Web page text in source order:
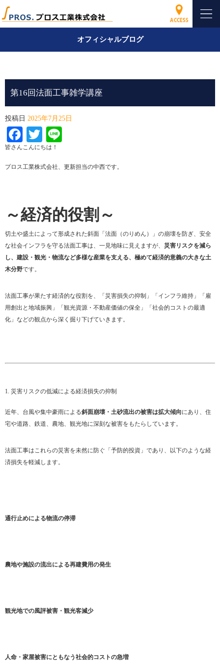
オフィシャルブログ
第16回法面工事雑学講座
投稿日 2025年7月25日
Facebook
Twitter
皆さんこんにちは！
プロス工業株式会社、更新担当の中西です。
～経済的役割～
切土や盛土によって形成された斜面「法面（のりめん）」の崩壊を防ぎ、安全
な社会インフラを守る法面工事は、一見地味に見えますが、 災害リスクを減ら
し、建設・観光・物流など多様な産業を支える、極めて経済的意義の大きな土
木分野です。
法面工事が果たす経済的な役割を、「災害損失の抑制」「インフラ維持」「雇
用創出と地域振興」「観光資源・不動産価値の保全」「社会的コストの最適
化」などの観点から深く掘り下げていきます。
1. 災害リスクの低減による経済損失の抑制
近年、台風や集中豪雨による斜面崩壊・土砂流出の被害は拡大傾向にあり、住
宅や道路、鉄道、農地、観光地に深刻な被害をもたらしています。
法面工事はこれらの災害を未然に防ぐ「予防的投資」であり、以下のような経
済損失を軽減します。
通行止めによる物流の停滞
農地や施設の流出による再建費用の発生
観光地での風評被害・観光客減少
人命・家屋被害にともなう社会的コストの急増